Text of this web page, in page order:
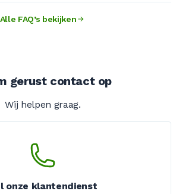
Alle FAQ’s bekijken
gerust contact op
Wij helpen graag.
onze klantendienst